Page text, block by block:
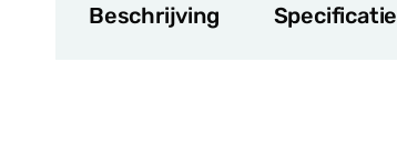
Beschrijving Specificatie